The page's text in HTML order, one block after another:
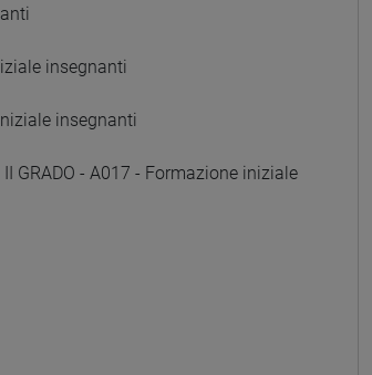
insegnanti
insegnanti
II GRADO - A017 - Formazione iniziale